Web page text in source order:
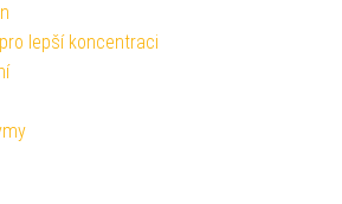
lepší koncentraci